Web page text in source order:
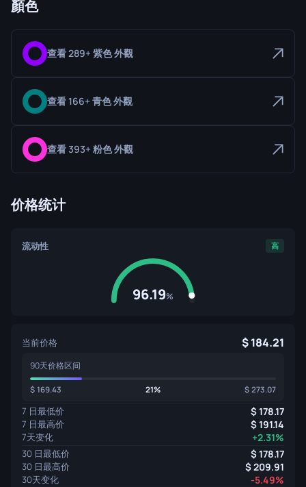
顏色
查看 289+ 紫色 外觀
查看 166+ 青色 外觀
查看 393+ 粉色 外觀
价格统计
流动性 高
96.19%
当前价格 184.21
90天价格区间
169.43 21% 273.07
7 日最低价 178.17
7 日最高价 191.14
7天变化 +2.31%
30 日最低价 178.17
30 日最高价 209.91
30天变化 -5.49%